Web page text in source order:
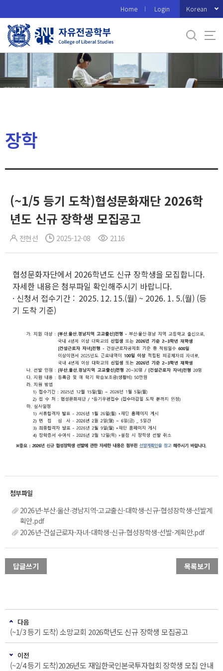
로
메
Home Login Korean
장학
(~1/5 등기 도착)협성문화재단 2026학
년도 신규 장학생 모집공고
전현선 2025-12-08 2116
협성문화자단에서 2026학년도 신규 장학생을 모집합니다.
자세한 내용은 첨부파일 확인해주시기 바랍니다.
· 신청서 접수기간 : 2025. 12. 15.(월) ~ 2026. 1. 5.(월) (등
기 도착 기준)
2026년-부산∙울산∙경남지역-고교출신-대학생-신규-협성장학생-선발계
획안.pdf
2026년-건설근로자-자녀-대학생-신규-협성장학생-선발-계획안.pdf
답글쓰기 목록보기
다음
(~1/3 등기 도착) 소망교회 2026학년도 신규 장학생 모집공고
이전
(~2/4 등기 도착)2026년도 재일한국인본국투자협회 장학생 모집 안내